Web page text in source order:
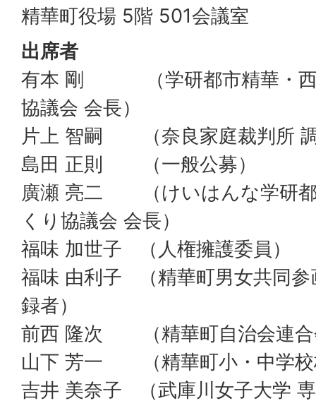
精華町役場 5階 501会議室
出席者
有本 剛 （学研都市精華・西
協議会 会長）
片上 智嗣 （奈良家庭裁判所
島田 正則 （一般公募）
廣瀬 亮二 （けいはんな学研都
くり協議会 会長）
福味 加世子 （人権擁護委員）
福味 由利子 （精華町男女共同参
録者）
前西 隆次 （精華町自治会連合
山下 芳一 （精華町小・中学校
吉井 美奈子 （武庫川女子大学